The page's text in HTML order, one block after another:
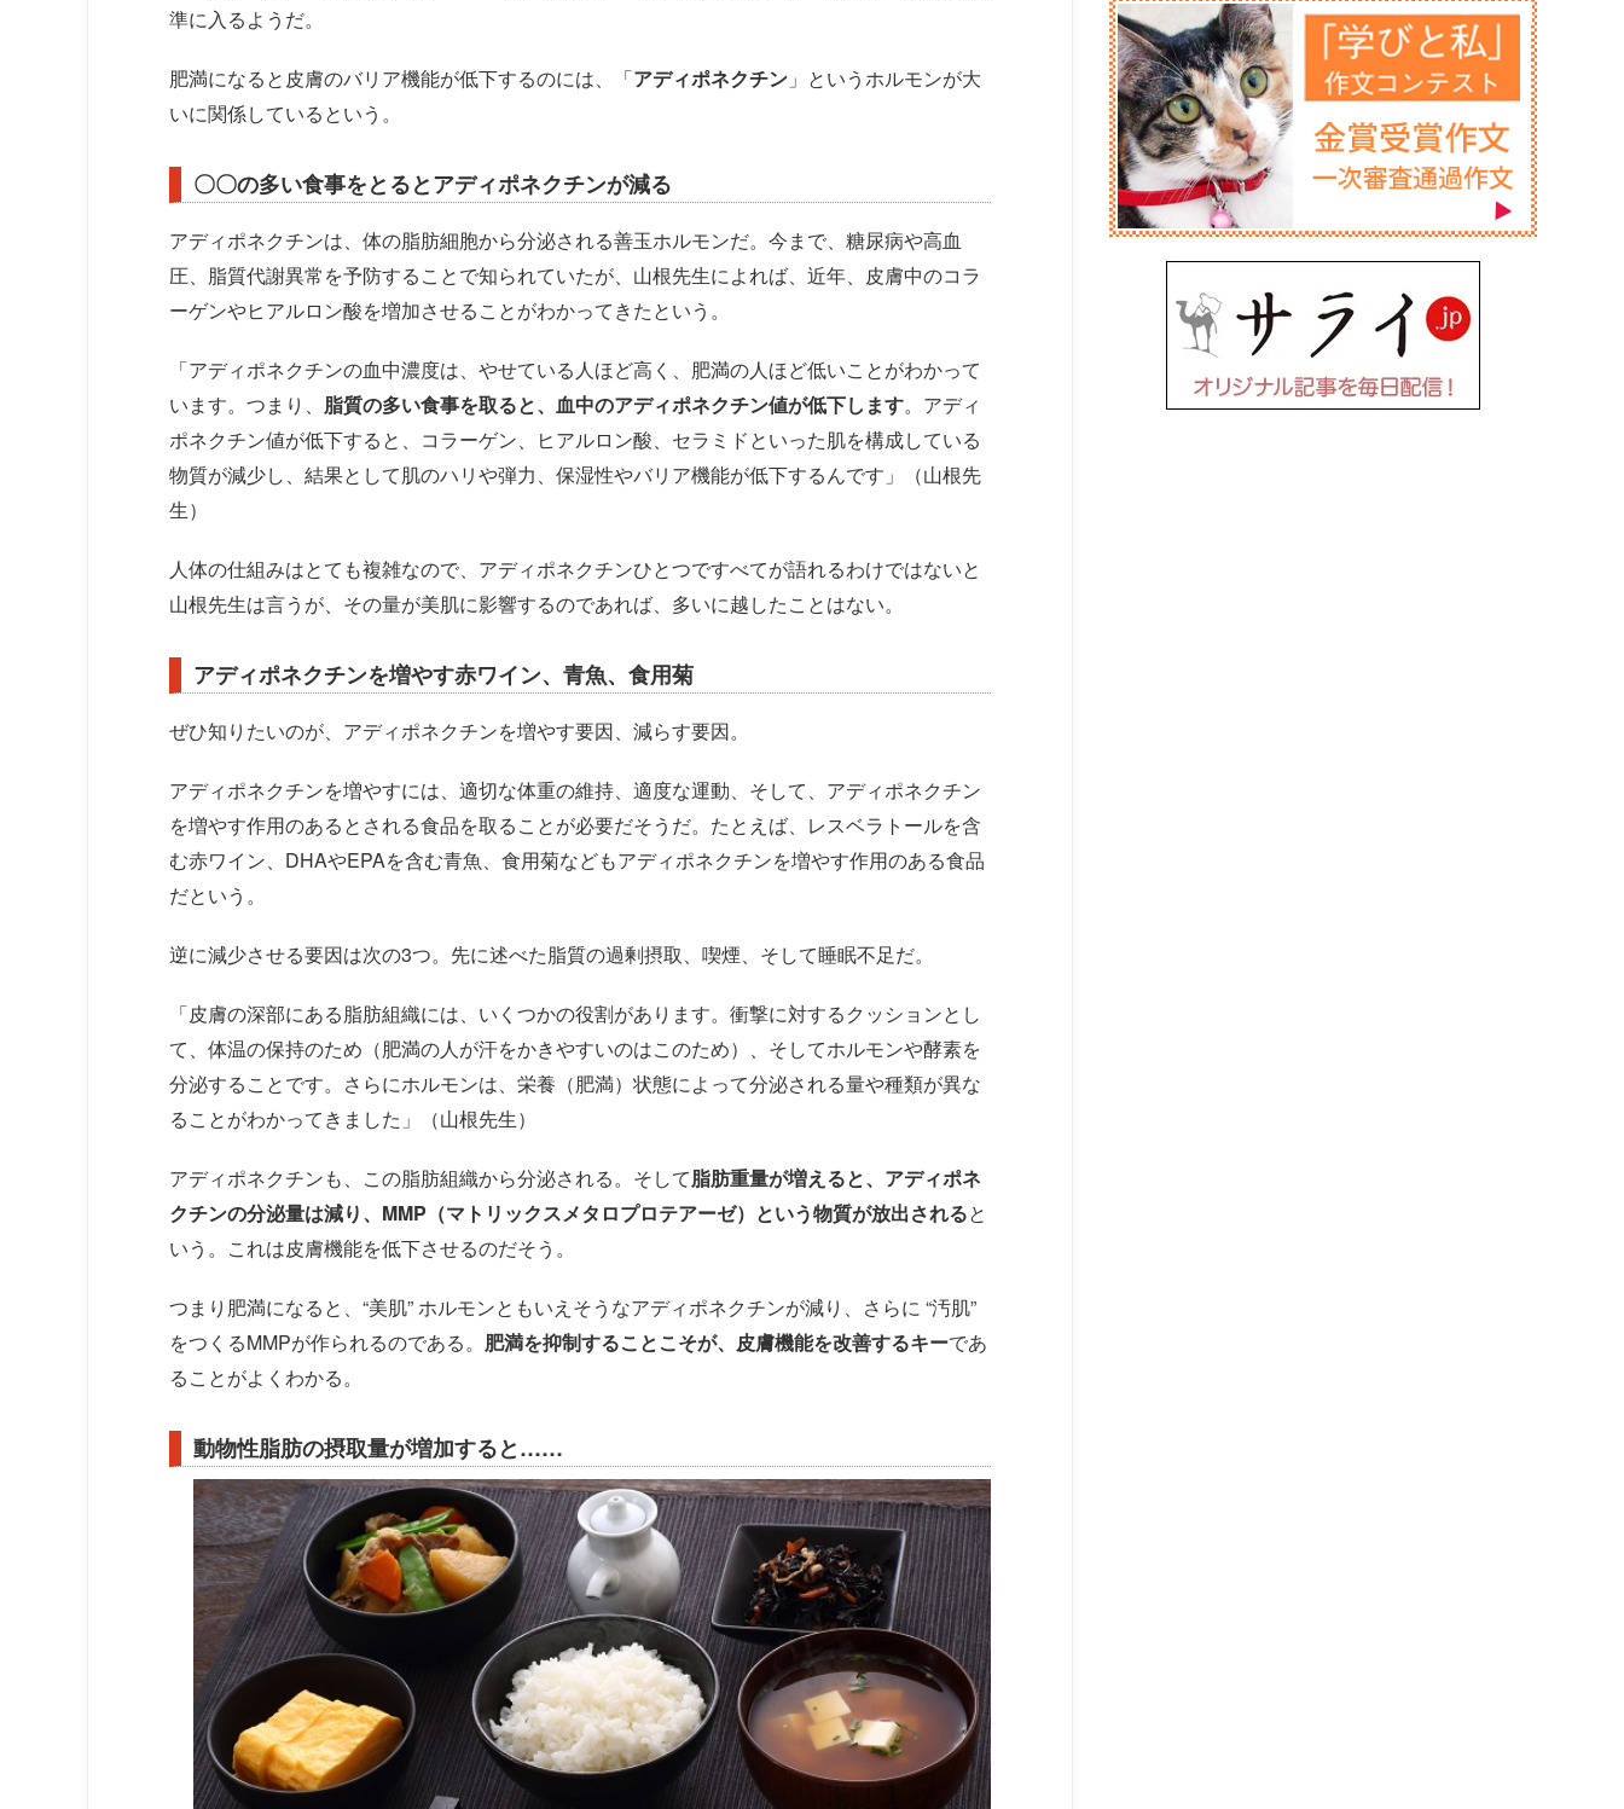
準に入るようだ。
肥満になると皮膚のバリア機能が低下するのには、「アディポネクチン」というホルモンが大
いに関係しているという。
〇〇の多い食事をとるとアディポネクチンが減る
アディポネクチンは、体の脂肪細胞から分泌される善玉ホルモンだ。今まで、糖尿病や高血
圧、脂質代謝異常を予防することで知られていたが、山根先生によれば、近年、皮膚中のコラ
ーゲンやヒアルロン酸を増加させることがわかってきたという。
「アディポネクチンの血中濃度は、やせている人ほど高く、肥満の人ほど低いことがわかって
います。つまり、 脂質の多い食事を取ると、血中のアディポネクチン値が低下します。アディ
ポネクチン値が低下すると、コラーゲン、ヒアルロン酸、セラミドといった肌を構成している
物質が減少し、結果として肌のハリや弾力、保湿性やバリア機能が低下するんです」（山根先
生）
人体の仕組みはとても複雑なので、アディポネクチンひとつですべてが語れるわけではないと
山根先生は言うが、その量が美肌に影響するのであれば、多いに越したことはない。
アディポネクチンを増やす赤ワイン、青魚、食用菊
ぜひ知りたいのが、アディポネクチンを増やす要因、減らす要因。
アディポネクチンを増やすには、適切な体重の維持、適度な運動、そして、アディポネクチン
を増やす作用のあるとされる食品を取ることが必要だそうだ。たとえば、レスベラトールを含
む赤ワイン、DHAやEPAを含む青魚、食用菊などもアディポネクチンを増やす作用のある食品
だという。
逆に減少させる要因は次の3つ。先に述べた脂質の過剰摂取、喫煙、そして睡眠不足だ。
「皮膚の深部にある脂肪組織には、いくつかの役割があります。衝撃に対するクッションとし
て、体温の保持のため（肥満の人が汗をかきやすいのはこのため）、そしてホルモンや酵素を
分泌することです。さらにホルモンは、栄養（肥満）状態によって分泌される量や種類が異な
ることがわかってきました」（山根先生）
アディポネクチンも、この脂肪組織から分泌される。そして脂肪重量が増えると、アディポネ
クチンの分泌量は減り、MMP（マトリックスメタロプロテアーゼ）という物質が放出されると
いう。これは皮膚機能を低下させるのだそう。
つまり肥満になると、“美肌” ホルモンともいえそうなアディポネクチンが減り、さらに “汚肌”
をつくるMMPが作られるのである。 肥満を抑制することこそが、皮膚機能を改善するキーであ
ることがよくわかる。
動物性脂肪の摂取量が増加すると……